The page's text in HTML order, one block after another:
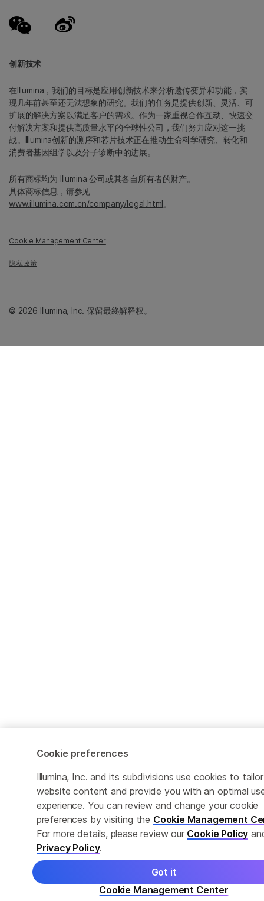
创新技术
在Illumina，我们的目标是应用创新技术来分析遗传变异和功能，实
现几年前甚至还无法想象的研究。我们的任务是提供创新、灵活、可
扩展的解决方案以满足客户的需求。作为一家重视合作互动、快速交
付解决方案和提供高质量水平的全球性公司，我们努力应对这一挑
战。Illumina创新的测序和芯片技术正在推动生命科学研究、转化和
消费者基因组学以及分子诊断中的进展。
所有商标均为 Illumina 公司或其各自所有者的财产。
具体商标信息，请参见
www.illumina.com.cn/company/legal.html。
Cookie Management Center
隐私政策
© 2026 Illumina, Inc. 保留最终解释权。
Cookie preferences
Illumina, Inc. and its subdivisions use cookies to tailor
website content and provide you with an optimal
experience. You can review and change your cookie
preferences by visiting the Cookie Management
For more details, please review our Cookie Policy
Privacy Policy.
Cookie Management Center
Got it